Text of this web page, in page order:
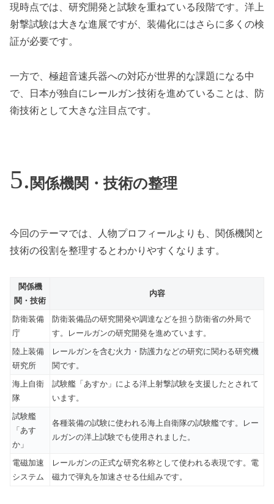
現時点では、研究開発と試験を重ねている段階です。洋上
射撃試験は大きな進展ですが、装備化にはさらに多くの検
証が必要です。
一方で、極超音速兵器への対応が世界的な課題になる中
で、日本が独自にレールガン技術を進めていることは、防
衛技術として大きな注目点です。
関係機関・技術の整理
今回のテーマでは、人物プロフィールよりも、関係機関と
技術の役割を整理するとわかりやすくなります。
関係機
関・技術
内容
防衛装備
庁
防衛装備品の研究開発や調達などを担う防衛省の外局で
す。レールガンの研究開発を進めています。
陸上装備
研究所
レールガンを含む火力・防護力などの研究に関わる研究機
関です。
海上自衛
隊
試験艦「あすか」による洋上射撃試験を支援したとされて
います。
試験艦
「あす
か」
各種装備の試験に使われる海上自衛隊の試験艦です。レー
ルガンの洋上試験でも使用されました。
電磁加速
システム
レールガンの正式な研究名称として使われる表現です。電
磁力で弾丸を加速させる仕組みです。